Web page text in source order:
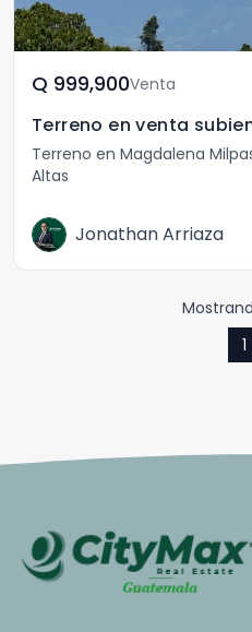
Q	999,900Venta
Terreno en Magdalena
Altas
Jonathan Arriaza
1